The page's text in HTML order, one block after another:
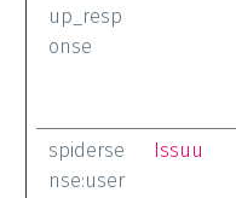
up_resp
onse
spiderse
nse:user
Issuu